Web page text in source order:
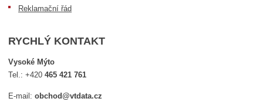
Reklamační řád
RYCHLÝ KONTAKT
Vysoké Mýto
Tel.:+420465 421 761
E-mail:obchod@vtdata.cz